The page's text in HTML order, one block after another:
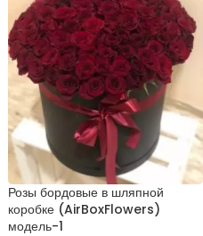
Розы бордовые в шляпной
коробке (AirBoxFlowers)
модель-1